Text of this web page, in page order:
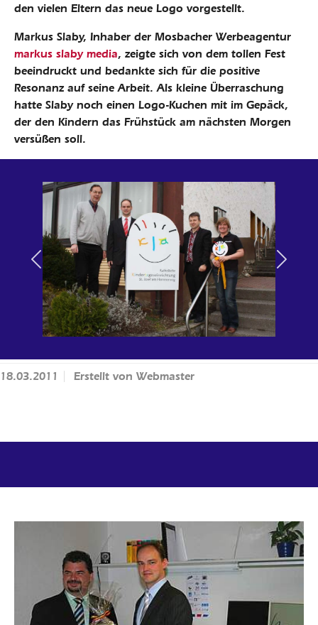
den vielen Eltern das neue Logo vorgestellt.
Markus Slaby, Inhaber der Mosbacher Werbeagentur
markus slaby media, zeigte sich von dem tollen Fest
beeindruckt und bedankte sich für die positive
Resonanz auf seine Arbeit. Als kleine Überraschung
hatte Slaby noch einen Logo-Kuchen mit im Gepäck,
der den Kindern das Frühstück am nächsten Morgen
versüßen soll.
Previous Next
18.03.2011 Erstellt von Webmaster